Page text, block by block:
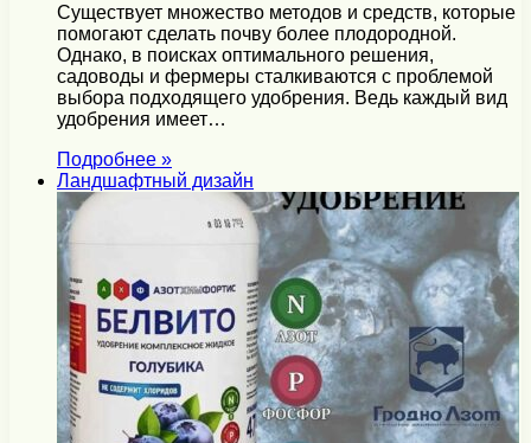
Существует множество методов и средств, которые
помогают сделать почву более плодородной.
Однако, в поисках оптимального решения,
садоводы и фермеры сталкиваются с проблемой
выбора подходящего удобрения. Ведь каждый вид
удобрения имеет…
Подробнее »
Ландшафтный дизайн